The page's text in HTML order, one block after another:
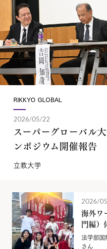
RIKKYO GLOBAL
2026/05/22
スーパーグローバル
ンポジウム開催報告
立教大学
2026/
海外ワ
門編
法学部
さん